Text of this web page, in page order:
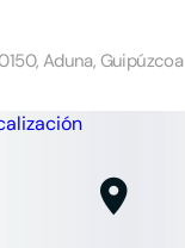
Aduna, Guipúzcoa